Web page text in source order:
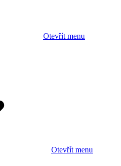
Otevřít menu
Otevřít menu